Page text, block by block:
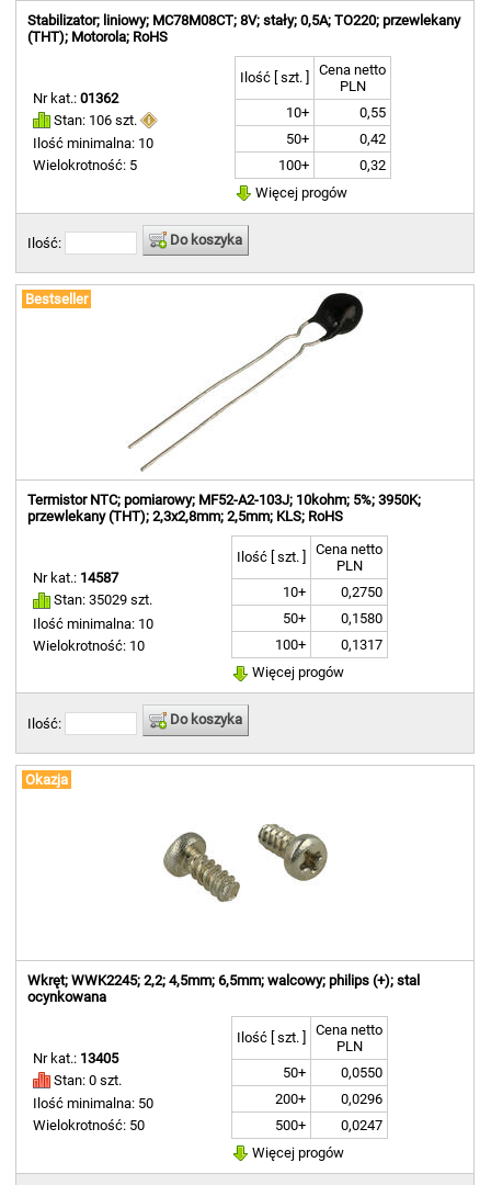
Stabilizator; liniowy; MC78M08CT; 8V; stały; 0,5A; TO220; przewlekany
(THT); Motorola; RoHS
Nr kat.:01362
Stan: 106 szt.
Ilość minimalna: 10
Wielokrotność: 5
Ilość [ szt. ]
Cena netto
PLN
10+
0,55
50+
0,42
100+
0,32
Więcej progów
Ilość: Do koszyka
Bestseller
Termistor NTC; pomiarowy; MF52-A2-103J; 10kohm; 5%; 3950K;
przewlekany (THT); 2,3x2,8mm; 2,5mm; KLS; RoHS
Nr kat.: 14587
Stan: 35029 szt.
Ilość minimalna: 10
Wielokrotność: 10
Ilość [ szt. ]
Cena netto
PLN
10+
0,2750
50+
0,1580
100+
0,1317
Więcej progów
Ilość: Do koszyka
Okazja
Wkręt; WWK2245; 2,2; 4,5mm; 6,5mm; walcowy; philips (+); stal
ocynkowana
Nr kat.: 13405
Stan: 0 szt.
Ilość minimalna: 50
Wielokrotność: 50
Ilość [ szt. ]
Cena netto
PLN
50+
0,0550
200+
0,0296
500+
0,0247
Więcej progów